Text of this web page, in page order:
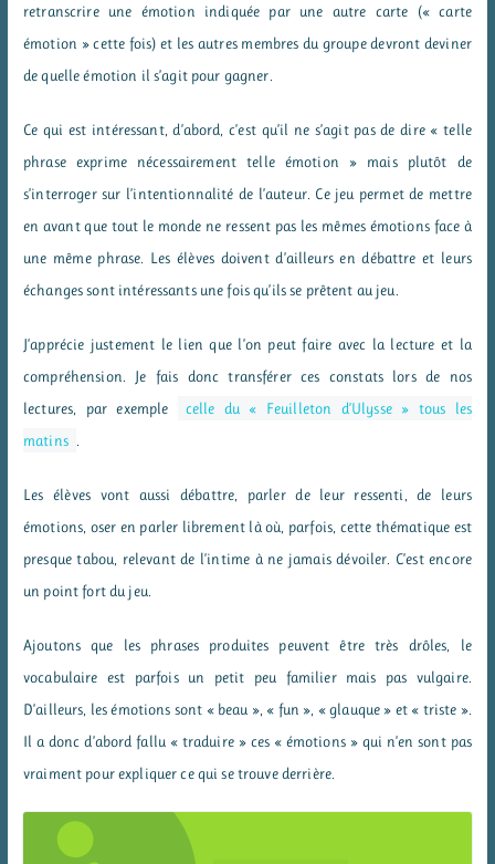
retranscrire une émotion indiquée par une autre carte (« carte
émotion » cette fois) et les autres membres du groupe devront deviner
de quelle émotion il s’agit pour gagner.
Ce qui est intéressant, d’abord, c’est qu’il ne s’agit pas de dire « telle
phrase exprime nécessairement telle émotion » mais plutôt de
s’interroger sur l’intentionnalité de l’auteur. Ce jeu permet de mettre
en avant que tout le monde ne ressent pas les mêmes émotions face à
une même phrase. Les élèves doivent d’ailleurs en débattre et leurs
échanges sont intéressants une fois qu’ils se prêtent au jeu.
J’apprécie justement le lien que l’on peut faire avec la lecture et la
compréhension. Je fais donc transférer ces constats lors de nos
lectures, par exemple
celle du « Feuilleton d’Ulysse » tous les
matins
Les élèves vont aussi débattre, parler de leur ressenti, de leurs
émotions, oser en parler librement là où, parfois, cette thématique est
presque tabou, relevant de l’intime à ne jamais dévoiler. C’est encore
un point fort du jeu.
Ajoutons que les phrases produites peuvent être très drôles, le
vocabulaire est parfois un petit peu familier mais pas vulgaire.
D’ailleurs, les émotions sont « beau », « fun », « glauque » et « triste ».
Il a donc d’abord fallu « traduire » ces « émotions » qui n’en sont pas
vraiment pour expliquer ce qui se trouve derrière.